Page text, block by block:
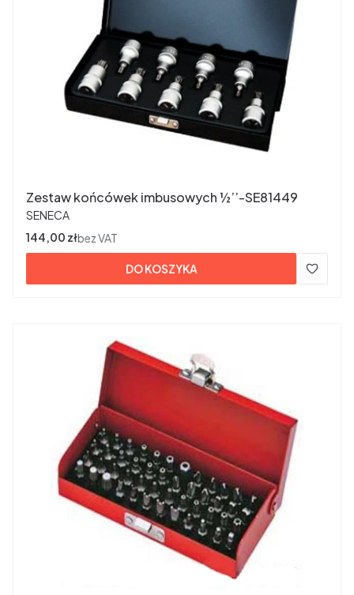
Zestaw końcówek imbusowych ½’’-SE81449
PRODUCENT
SENECA
Cena
144,00 złbez VAT
DO KOSZYKA